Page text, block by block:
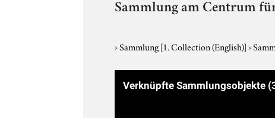
Sammlung am Centrum
›Sammlung[1. Collection (English)]›
Verknüpfte Sammlungsobjekte